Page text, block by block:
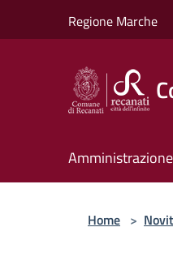
Regione Marche
Amministrazione
Home >